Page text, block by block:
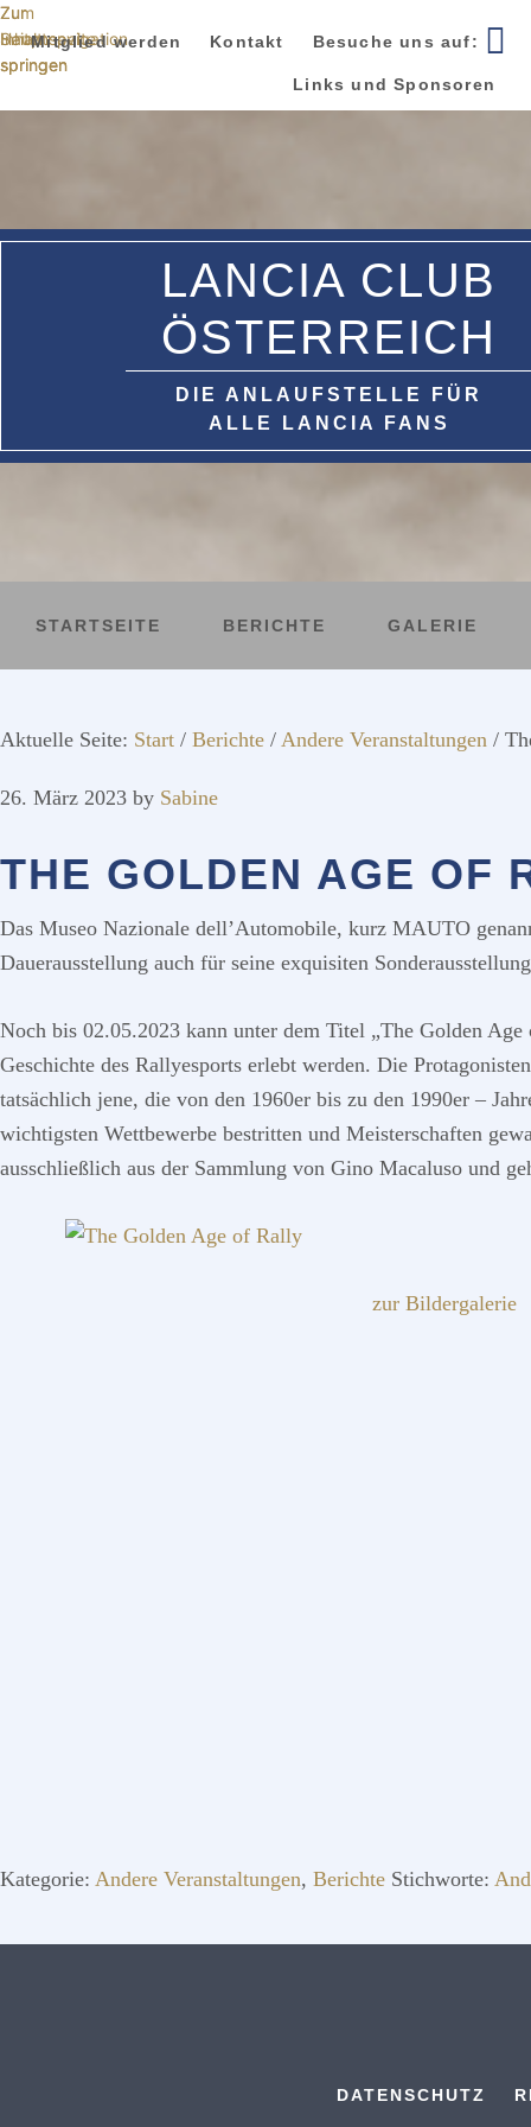
Zur
Hauptnavigation
springen
Zum
Inhalt
springen
Zur
Seitenspalte
springen
Mitglied werden Kontakt Besuche uns auf:
Links und Sponsoren
LANCIA CLUB
ÖSTERREICH
DIE ANLAUFSTELLE FÜR
ALLE LANCIA FANS
STARTSEITE BERICHTE GALERIE
Aktuelle Seite: Start / Berichte / Andere Veranstaltungen /
26. März 2023 by Sabine
THE GOLDEN AGE OF
Das Museo Nazionale dell’Automobile, kurz MAUTO
Dauerausstellung auch für seine exquisiten
Noch bis 02.05.2023 kann unter dem Titel „The Golden
Geschichte des Rallyesports erlebt werden. Die
tatsächlich jene, die von den 1960er bis zu den 1990er –
wichtigsten Wettbewerbe bestritten und Meisterschaften
ausschließlich aus der Sammlung von Gino Macaluso und
zur Bildergalerie
Kategorie: Andere Veranstaltungen, Berichte Stichworte:
DATENSCHUTZ